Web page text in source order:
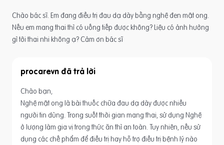
Chào bác sĩ. Em đang điều trị đau dạ dày bằng nghệ đen mật ong.
Nếu em mang thai thì có uống tiếp được không? Liệu có ảnh hưởng
gì tới thai nhi không ạ? Cảm ơn bác sĩ
procarevn
Chào bạn,
Nghệ mật ong là bài thuốc chữa đau dạ dày được nhiều
người tin dùng. Trong suốt thời gian mang thai, sử dụng Nghệ
ở lượng làm gia vị trong thức ăn thì an toàn. Tuy nhiên, nếu sử
dụng các chế phẩm để điều trị hay hỗ trợ điều trị bệnh lý nào